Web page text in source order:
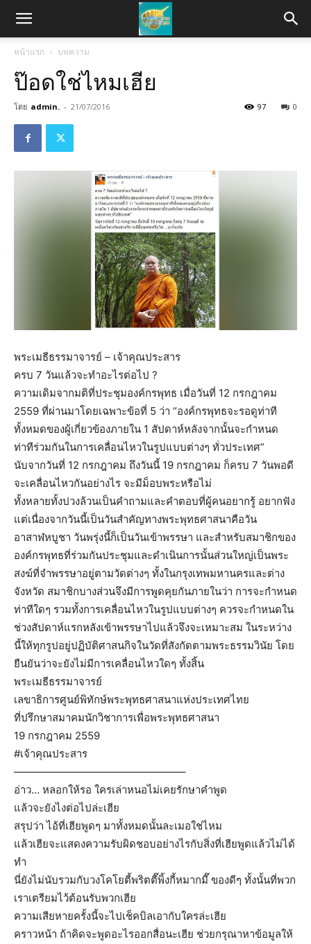
หน้าแรก บทความ
ป๊อดใช่ไหมเฮีย
โดย admin. - 21/07/2016 0
97
พระเมธีธรรมาจารย์ – เจ้าคุณประสาร
ครบ 7 วันแล้วจะทำอะไรต่อไป ?
ความเดิมจากมติที่ประชุมองค์กรพุทธ เมื่อวันที่ 12 กรกฎาคม
2559 ที่ผ่านมาโดยเฉพาะข้อที่ 5 ว่า “องค์กรพุทธจะรอดูท่าที
ทั้งหมดของผู้เกี่ยวข้องภายใน 1 สัปดาห์หลังจากนั้นจะกำหนด
ท่าทีร่วมกันในการเคลื่อนไหวในรูปแบบต่างๆ ทั่วประเทศ”
นับจากวันที่ 12 กรกฎาคม ถึงวันนี้ 19 กรกฎาคม ก็ครบ 7 วันพอดี
จะเคลื่อนไหวกันอย่างไร จะมีม็อบพระหรือไม่
ทั้งหลายทั้งปวงล้วนเป็นคำถามและคำตอบที่ผู้คนอยากรู้ อยากฟัง
แต่เนื่องจากวันนี้เป็นวันสำคัญทางพระพุทธศาสนาคือวัน
อาสาฬหบูชา วันพรุ่งนี้ก็เป็นวันเข้าพรรษา และสำหรับสมาชิกของ
องค์กรพุทธที่ร่วมกันประชุมและดำเนินการนั้นส่วนใหญ่เป็นพระ
สงฆ์ที่จำพรรษาอยู่ตามวัดต่างๆ ทั้งในกรุงเทพมหานครและต่าง
จังหวัด สมาชิกบางส่วนจึงมีการพูดคุยกันภายในว่า การจะกำหนด
ท่าทีใดๆ รวมทั้งการเคลื่อนไหวในรูปแบบต่างๆ ควรจะกำหนดใน
ช่วงสัปดาห์แรกหลังเข้าพรรษาไปแล้วจึงจะเหมาะสม ในระหว่าง
นี้ให้ทุกรูปอยู่ปฏิบัติศาสนกิจในวัดที่สังกัดตามพระธรรมวินัย โดย
ยืนยันว่าจะยังไม่มีการเคลื่อนไหวใดๆ ทั้งสิ้น
พระเมธีธรรมาจารย์
เลขาธิการศูนย์พิทักษ์พระพุทธศาสนาแห่งประเทศไทย
ที่ปรึกษาสมาคมนักวิชาการเพื่อพระพุทธศาสนา
19 กรกฎาคม 2559
‪#‎เจ้าคุณประสาร‬
————————————————–
อ่าว… หลอกให้รอ ใครเล่าหนอไม่เคยรักษาคำพูด
แล้วจะยังไงต่อไปล่ะเฮีย
สรุปว่า ไอ้ที่เฮียพูดๆ มาทั้งหมดนั้นละเมอใช่ไหม
แล้วเฮียจะแสดงความรับผิดชอบอย่างไรกับสิ่งที่เฮียพูดแล้วไม่ได้
ทำ
นี่ยังไม่นับรวมกับวงโคโยตี้พริตตี๊พิ้งกี้หมากมี๊ ของดีๆ ทั้งนั้นที่พวก
เราเตรียมไว้ต้อนรับพวกเฮีย
ความเสียหายครั้งนี้จะไปเช็คบิลเอากับใครล่ะเฮีย
คราวหน้า ถ้าคิดจะพูดอะไรออกสื่อนะเฮีย ช่วยกรุณาหาข้อมูลให้